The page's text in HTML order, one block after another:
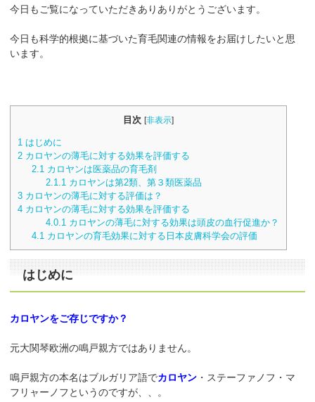
今日もご覧になっていただきありありがとうございます。
今日も科学的根拠に基づいた育毛関連の情報をお届けしたいと思
います。
目次 [非表示]
1 はじめに
2 カロヤンの薄毛に対する効果を評価する
2.1 カロヤンは医薬品の育毛剤
2.1.1 カロヤンは第2類、第３類医薬品
3 カロヤンの薄毛に対する評価は？
4 カロヤンの薄毛に対する効果を評価する
4.0.1 カロヤンの薄毛に対する効果は頭皮の血行促進か？
4.1 カロヤンの育毛効果に対する日本皮膚科学会の評価
はじめに
カロヤンをご存じですか？
元大関琴欧洲の鳴戸親方ではありません。
鳴戸親方の本名はブルガリア語でカロヤン ・ステーファノフ・マ
フリャーノフというのですが、、。